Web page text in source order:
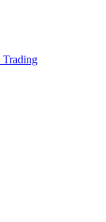
Trading